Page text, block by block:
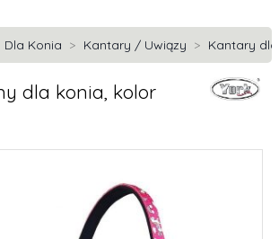
Dla Konia Kantary / Uwiązy Kantary
dla konia, kolor